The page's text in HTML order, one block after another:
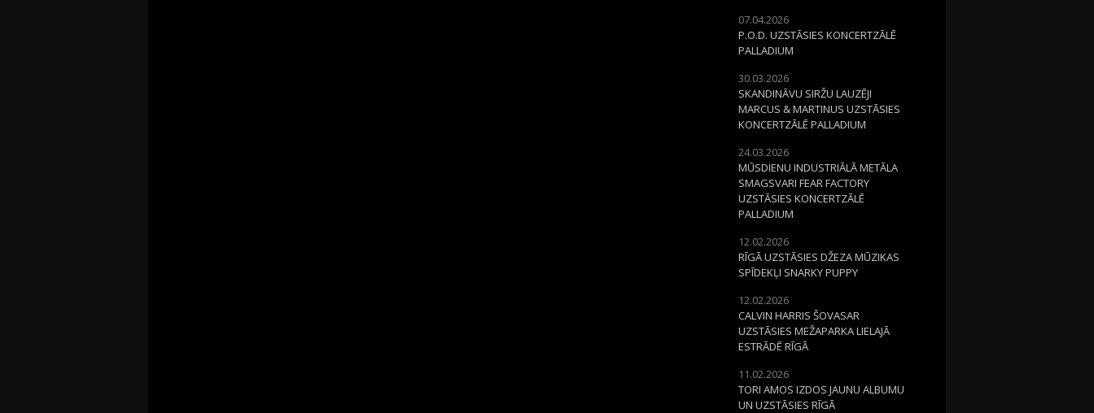
07.04.2026
P.O.D. UZSTĀSIES KONCERTZĀLĒ
PALLADIUM
30.03.2026
SKANDINĀVU SIRŽU LAUZĒJI
MARCUS & MARTINUS UZSTĀSIES
KONCERTZĀLĒ PALLADIUM
24.03.2026
MŪSDIENU INDUSTRIĀLĀ METĀLA
SMAGSVARI FEAR FACTORY
UZSTĀSIES KONCERTZĀLĒ
PALLADIUM
12.02.2026
RĪGĀ UZSTĀSIES DŽEZA MŪZIKAS
SPĪDEKĻI SNARKY PUPPY
12.02.2026
CALVIN HARRIS ŠOVASAR
UZSTĀSIES MEŽAPARKA LIELAJĀ
ESTRĀDĒ RĪGĀ
11.02.2026
TORI AMOS IZDOS JAUNU ALBUMU
UN UZSTĀSIES RĪGĀ